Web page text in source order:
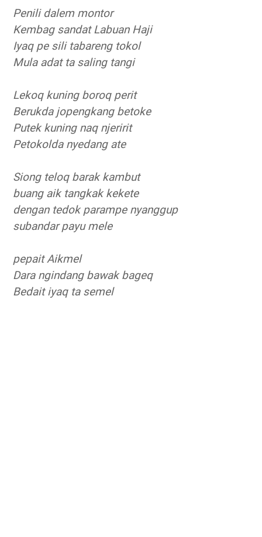
Penili dalem montor
Kembag sandat Labuan Haji
Iyaq pe sili tabareng tokol
Mula adat ta saling tangi
Lekoq kuning boroq perit
Berukda jopengkang betoke
Putek kuning naq njeririt
Petokolda nyedang ate
Siong teloq barak kambut
buang aik tangkak kekete
dengan tedok parampe nyanggup
subandar payu mele
pepait Aikmel
Dara ngindang bawak bageq
Bedait iyaq ta semel